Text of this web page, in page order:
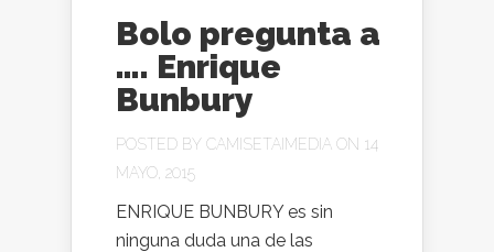
Bolo pregunta a
…. Enrique
Bunbury
POSTED BY CAMISETAIMEDIA ON 14
MAYO, 2015
ENRIQUE BUNBURY es sin
ninguna duda una de las